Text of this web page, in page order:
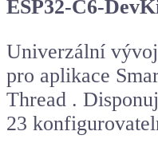
ESP32-C6-
Univerzální
pro aplikace
Thread .
23